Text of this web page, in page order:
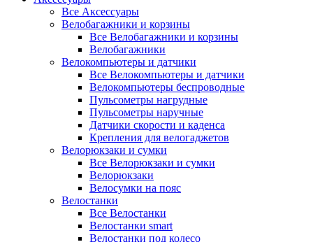
Все Аксессуары
Велобагажники и корзины
Все Велобагажники и корзины
Велобагажники
Велокомпьютеры и датчики
Все Велокомпьютеры и датчики
Велокомпьютеры беспроводные
Пульсометры нагрудные
Пульсометры наручные
Датчики скорости и каденса
Крепления для велогаджетов
Велорюкзаки и сумки
Все Велорюкзаки и сумки
Велорюкзаки
Велосумки на пояс
Велостанки
Все Велостанки
Велостанки smart
Велостанки под колесо